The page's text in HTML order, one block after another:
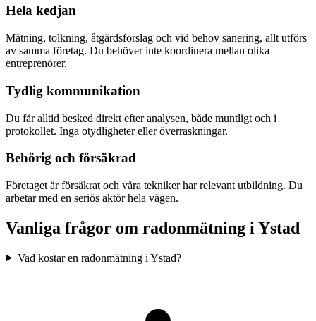
Hela kedjan
Mätning, tolkning, åtgärdsförslag och vid behov sanering, allt utförs
av samma företag. Du behöver inte koordinera mellan olika
entreprenörer.
Tydlig kommunikation
Du får alltid besked direkt efter analysen, både muntligt och i
protokollet. Inga otydligheter eller överraskningar.
Behörig och försäkrad
Företaget är försäkrat och våra tekniker har relevant utbildning. Du
arbetar med en seriös aktör hela vägen.
Vanliga frågor om radonmätning i Ystad
Vad kostar en radonmätning i Ystad?